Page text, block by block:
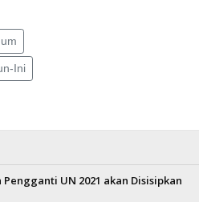
Ini
Pengganti UN 2021 akan Disisipkan